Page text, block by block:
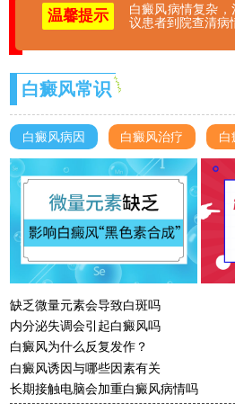
温馨提示
白癜风病情复杂
议患者到院查清病
白癜风常识
白癜风病因 白癜风治疗 白
缺乏微量元素会导致白斑吗
内分泌失调会引起白癜风吗
白癜风为什么反复发作？
白癜风诱因与哪些因素有关
长期接触电脑会加重白癜风病情吗